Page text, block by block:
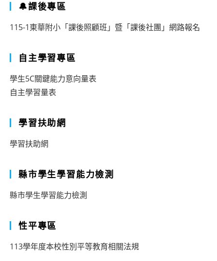
🔔課後專區
115-1東華附小「課後照顧班」暨「課後社團」網路報名
自主學習專區
學生5C關鍵能力意向量表
自主學習量表
學習扶助網
學習扶助網
縣市學生學習能力檢測
縣市學生學習能力檢測
性平專區
113學年度本校性別平等教育相關法規